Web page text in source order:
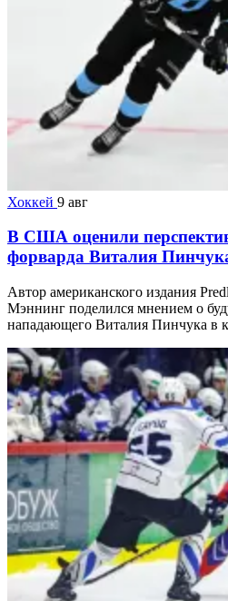
Хоккей 9 авг
В США оценили
форварда Виталия
Автор американского издания
Мэннинг поделился мнением о
нападающего Виталия Пинчука